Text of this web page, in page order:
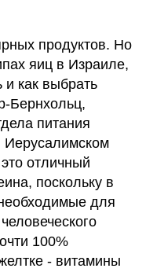
продуктов. Но
яиц в Израиле,
и как выбрать
Бернхольц,
питания
Иерусалимском
отличный
поскольку в
для
100%
- витамины